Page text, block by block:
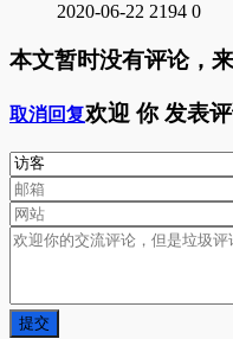
2020-06-22 2194 0
本文暂时没有评论，
取消回复欢迎 你发表